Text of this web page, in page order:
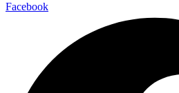
Facebook